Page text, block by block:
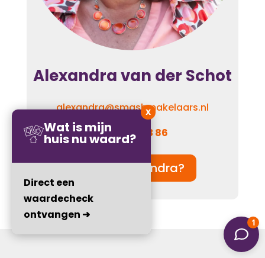
Alexandra van der Schot
alexandra@smashmakelaars.nl
06 – 110 923 86
Wie is Alexandra?
Wat is mijn
huis nu waard?
Direct een
waardecheck
ontvangen ➜
X